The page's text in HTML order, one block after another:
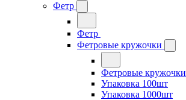
Фетр
Фетр
Фетровые кружочки
Фетровые кружочки
Упаковка 100шт
Упаковка 1000шт